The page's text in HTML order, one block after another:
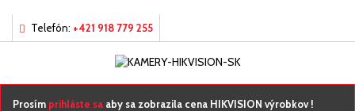
Telefón: +421 918 779 255
Prosím prihláste sa aby sa zobrazila cena HIKVISION výrobkov !
Môj zoznamy prianí
((modalTitle))
((confirmMessage))
((title))
Prihlásiť sa
Musíte byť prihlásený, aby ste si mohli výrobky uložiť do
svojho zoznamu želaní.